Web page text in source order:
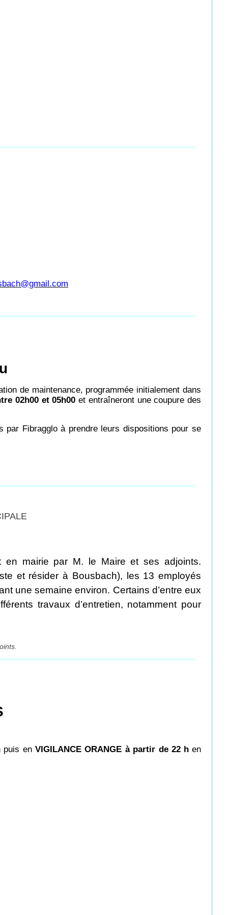
de maintenance, programmée initialement dans
02h00 et 05h00 et entraîneront une coupure des
Fibragglo à prendre leurs dispositions pour se
en mairie par M. le Maire et ses adjoints.
et résider à Bousbach), les 13 employés
une semaine environ. Certains d’entre eux
travaux d’entretien, notamment pour
puis enVIGILANCE ORANGE à partir de 22 hen